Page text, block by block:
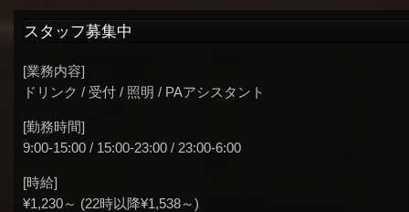
スタッフ募集中
[業務内容]
ドリンク / 受付 / 照明 / PAアシスタント
[勤務時間]
9:00-15:00 / 15:00-23:00 / 23:00-6:00
[時給]
¥1,230～ (22時以降¥1,538～)